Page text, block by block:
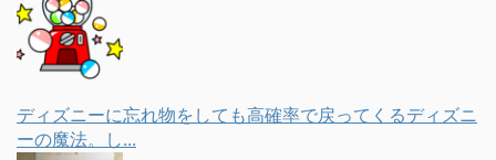
ディズニーに忘れ物をしても高確率で戻ってくるディズニ
ーの魔法。し...